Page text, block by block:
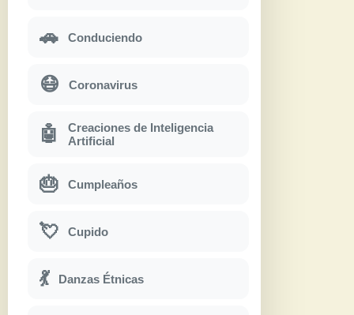
🚗 Conduciendo
😷 Coronavirus
🤖
Creaciones de Inteligencia
Artificial
🎂 Cumpleaños
💘 Cupido
💃 Danzas Étnicas